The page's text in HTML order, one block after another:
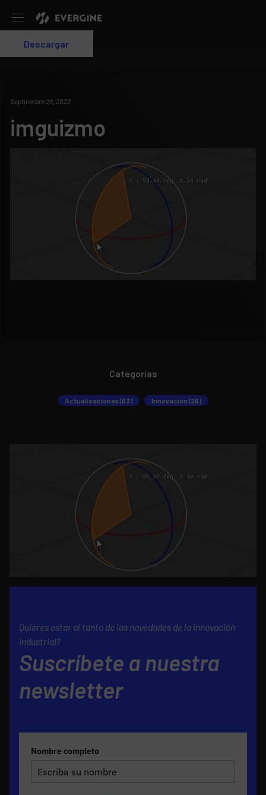
Login
Descargar
Septiembre 28, 2022
imguizmo
Categorías
Actualizaciones (63) Innovación (26)
Quieres estar al tanto de las novedades de la innovación
industrial?
Suscríbete a nuestra
newsletter
Nombre completo